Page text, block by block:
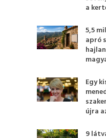
a
5,5
apró
Egy
újra
9